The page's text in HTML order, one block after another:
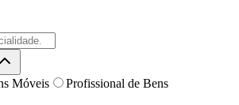
Móveis
Profissional de Bens